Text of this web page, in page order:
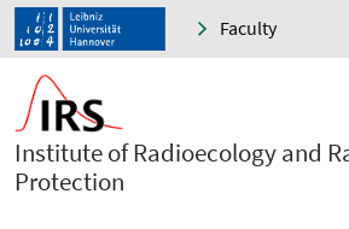
Faculty
Institute of Radioecology and
Protection